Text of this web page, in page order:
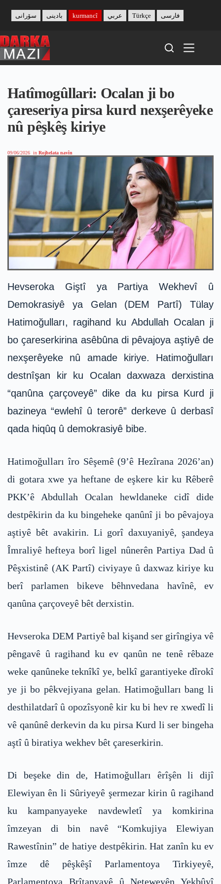
content
بادینی سۆرانی kurmancî عربي Türkçe فارسی
Hatîmogûllari: Ocalan ji bo
çareseriya pirsa kurd nexşerêyeke
nû pêşkêş kiriye
09/06/2026 in Rojhelata navîn
Hevseroka Giştî ya Partiya Wekhevî û
Demokrasiyê ya Gelan (DEM Partî) Tülay
Hatimoğulları, ragihand ku Abdullah Ocalan ji
bo çareserkirina asêbûna di pêvajoya aştiyê de
nexşerêyeke nû amade kiriye. Hatimoğulları
destnîşan kir ku Ocalan daxwaza derxistina
“qanûna çarçoveyê” dike da ku pirsa Kurd ji
bazineya “ewlehî û terorê” derkeve û derbasî
qada hiqûq û demokrasiyê bibe.
Hatimoğulları îro Sêşemê (9’ê Hezîrana 2026’an)
di gotara xwe ya heftane de eşkere kir ku Rêberê
PKK’ê Abdullah Ocalan hewldaneke cidî dide
destpêkirin da ku bingeheke qanûnî ji bo pêvajoya
aştiyê bêt avakirin. Li gorî daxuyaniyê, şandeya
Îmraliyê hefteya borî ligel nûnerên Partiya Dad û
Pêşxistinê (AK Partî) civiyaye û daxwaz kiriye ku
berî parlamen bikeve bêhnvedana havînê, ev
qanûna çarçoveyê bêt derxistin.
Hevseroka DEM Partiyê bal kişand ser girîngiya vê
pêngavê û ragihand ku ev qanûn ne tenê rêbaze
weke qanûneke teknîkî ye, belkî garantiyeke dîrokî
ye ji bo pêkvejiyana gelan. Hatimoğulları bang li
desthilatdarî û opozîsyonê kir ku bi hev re xwedî li
vê qanûnê derkevin da ku pirsa Kurd li ser bingeha
aştî û biratiya wekhev bêt çareserkirin.
Di beşeke din de, Hatimoğulları êrîşên li dijî
Elewiyan ên li Sûriyeyê şermezar kirin û ragihand
ku kampanyayeke navdewletî ya komkirina
îmzeyan di bin navê “Komkujiya Elewiyan
Rawestînin” de hatiye destpêkirin. Hat zanîn ku ev
îmze dê pêşkêşî Parlamentoya Tirkiyeyê,
Parlamentoya Brîtanyayê û Neteweyên Yekbûyî